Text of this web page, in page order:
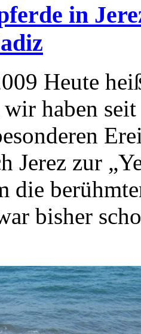
in
Heute
wir haben
Jerez zur
die
bisher